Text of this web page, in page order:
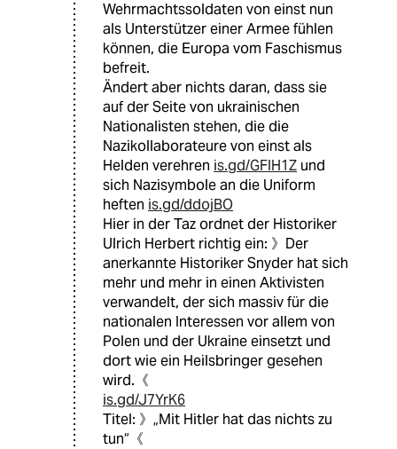
Wehrmachtssoldaten von einst nun
als Unterstützer einer Armee fühlen
können, die Europa vom Faschismus
befreit.
Ändert aber nichts daran, dass sie
auf der Seite von ukrainischen
Nationalisten stehen, die die
Nazikollaborateure von einst als
Helden verehren is.gd/GFIH1Z und
sich Nazisymbole an die Uniform
heften is.gd/ddojBO
Hier in der Taz ordnet der Historiker
Ulrich Herbert richtig ein: 》Der
anerkannte Historiker Snyder hat sich
mehr und mehr in einen Aktivisten
verwandelt, der sich massiv für die
nationalen Interessen vor allem von
Polen und der Ukraine einsetzt und
dort wie ein Heilsbringer gesehen
wird.《
is.gd/J7YrK6
Titel: 》„Mit Hitler hat das nichts zu
tun“《